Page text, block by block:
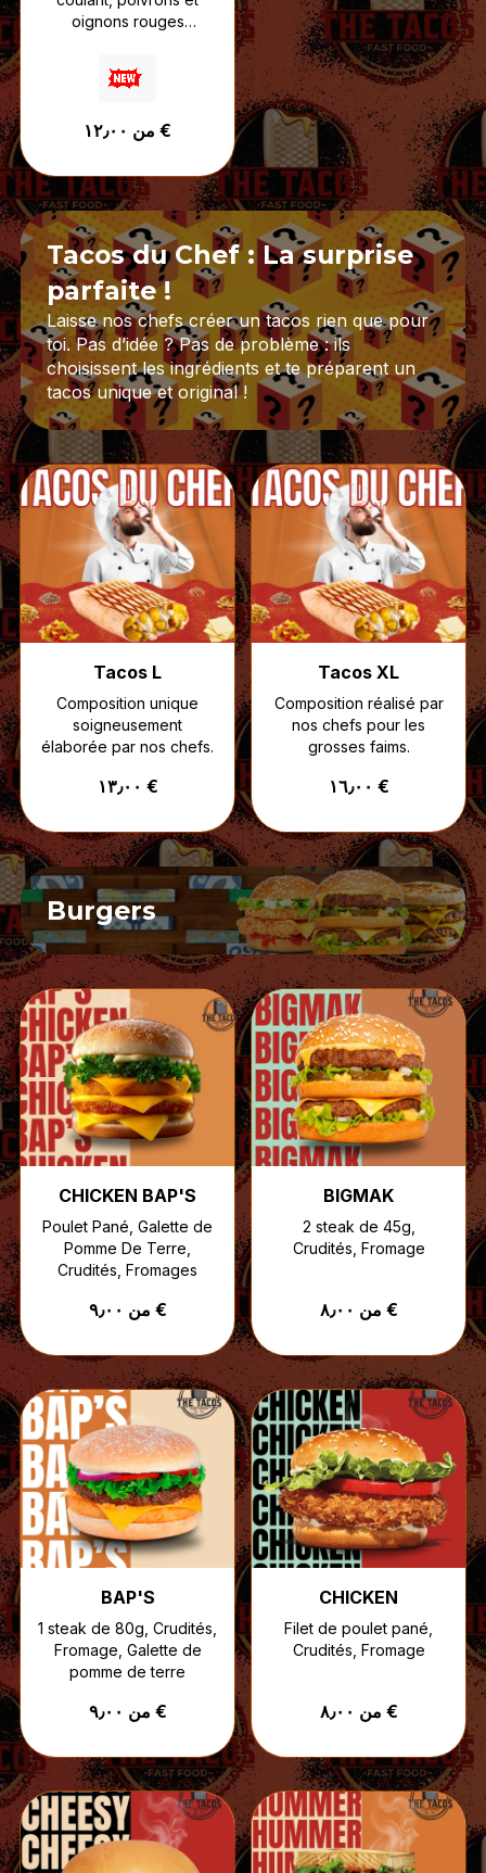
oignons rouges
accompagnés de sauce
fromagère et de votre
Un tacos inspiré des
relevé, fondant et plein
de caractère.
من ١٢٫٠٠ €
Tacos du Chef : La surprise
parfaite !
Laisse nos chefs créer un tacos rien que pour
toi. Pas d’idée ? Pas de problème : ils
choisissent les ingrédients et te préparent un
tacos unique et original !
Tacos L
Composition unique
soigneusement
élaborée par nos chefs.
١٣٫٠٠ €
Tacos XL
Composition réalisé par
nos chefs pour les
grosses faims.
١٦٫٠٠ €
Burgers
CHICKEN BAP'S
Poulet Pané, Galette de
Pomme De Terre,
Crudités, Fromages
من ٩٫٠٠ €
BIGMAK
2 steak de 45g,
Crudités, Fromage
من ٨٫٠٠ €
BAP'S
1 steak de 80g, Crudités,
Fromage, Galette de
pomme de terre
من ٩٫٠٠ €
CHICKEN
Filet de poulet pané,
Crudités, Fromage
من ٨٫٠٠ €